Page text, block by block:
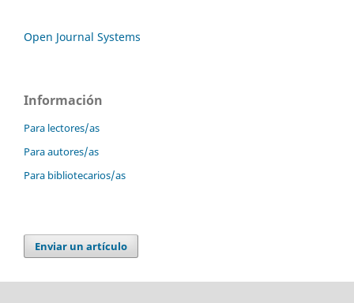
Open Journal Systems
Información
Para lectores/as
Para autores/as
Para bibliotecarios/as
Enviar un artículo